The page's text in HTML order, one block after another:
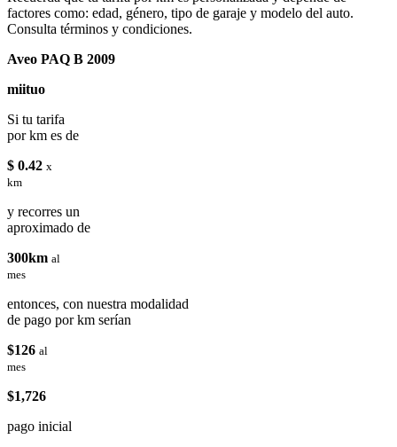
factores como: edad, género, tipo de garaje y modelo del auto.
Consulta términos y condiciones.
Aveo PAQ B 2009
miituo
Si tu tarifa
por km es de
$ 0.42 x
km
y recorres un
aproximado de
300km al
mes
entonces, con nuestra modalidad
de pago por km serían
$126 al
mes
$1,726
pago inicial